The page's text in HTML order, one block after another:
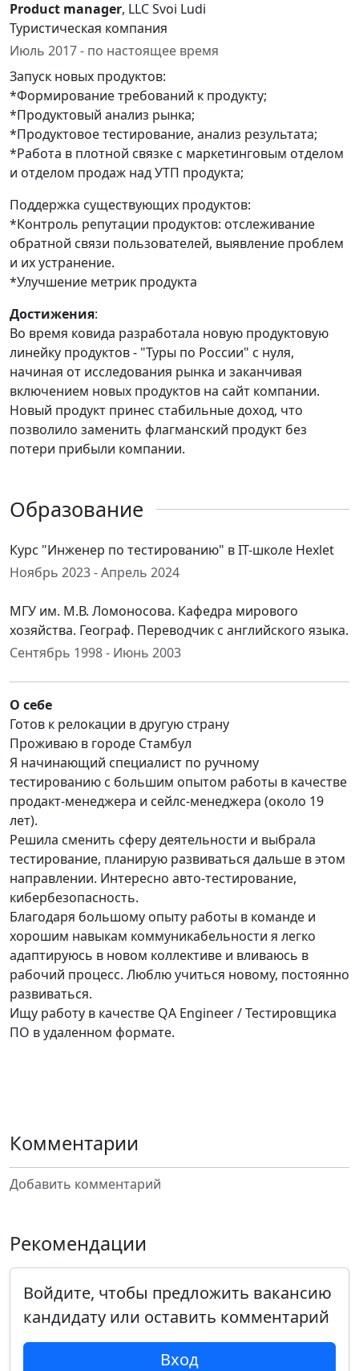
Product manager, LLC Svoi Ludi
Туристическая компания
Июль 2017 - по настоящее время
Запуск новых продуктов:
*Формирование требований к продукту;
*Продуктовый анализ рынка;
*Продуктовое тестирование, анализ результата;
*Работа в плотной связке с маркетинговым отделом
и отделом продаж над УТП продукта;
Поддержка существующих продуктов:
*Контроль репутации продуктов: отслеживание
обратной связи пользователей, выявление проблем
и их устранение.
*Улучшение метрик продукта
Достижения:
Во время ковида разработала новую продуктовую
линейку продуктов - "Туры по России" с нуля,
начиная от исследования рынка и заканчивая
включением новых продуктов на сайт компании.
Новый продукт принес стабильные доход, что
позволило заменить флагманский продукт без
потери прибыли компании.
Образование
Курс "Инженер по тестированию" в IT-школе Hexlet
Ноябрь 2023 - Апрель 2024
МГУ им. М.В. Ломоносова. Кафедра мирового
хозяйства. Географ. Переводчик с английского языка.
Сентябрь 1998 - Июнь 2003
О себе
Готов к релокации в другую страну
Проживаю в городе Стамбул
Я начинающий специалист по ручному
тестированию с большим опытом работы в качестве
продакт-менеджера и сейлс-менеджера (около 19
лет).
Решила сменить сферу деятельности и выбрала
тестирование, планирую развиваться дальше в этом
направлении. Интересно авто-тестирование,
кибербезопасность.
Благодаря большому опыту работы в команде и
хорошим навыкам коммуникабельности я легко
адаптируюсь в новом коллективе и вливаюсь в
рабочий процесс. Люблю учиться новому, постоянно
развиваться.
Ищу работу в качестве QA Engineer / Тестировщика
ПО в удаленном формате.
Комментарии
Добавить комментарий
Рекомендации
Войдите, чтобы предложить вакансию
кандидату или оставить комментарий
Вход